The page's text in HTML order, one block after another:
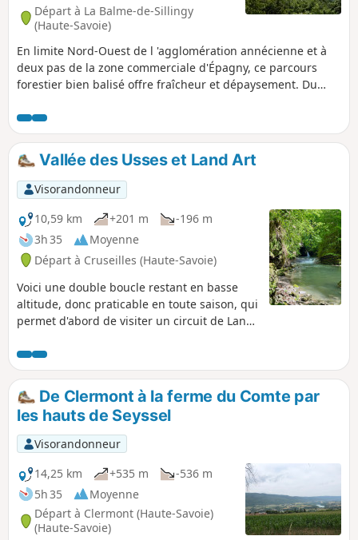
Départ à La Balme-de-Sillingy
(Haute-Savoie)
En limite Nord-Ouest de l 'agglomération annécienne et à
deux pas de la zone commerciale d'Épagny, ce parcours
forestier bien balisé offre fraîcheur et dépaysement. Du
lac, les montagnes et la vallée du Fier dans son parcours
campagnard.
Vallée des Usses et Land Art
Visorandonneur
10,59 km
+201 m
-196 m
3h 35
Moyenne
Départ à Cruseilles (Haute-Savoie)
Voici une double boucle restant en basse
altitude, donc praticable en toute saison, qui
permet d'abord de visiter un circuit de Land
les Usses, en rive droite, jusqu'à l'aplomb
des Ponts de la Caille, en passant par
l'ancien site thermal des Bains de la Caille,
et en revenant par la rive gauche boisée.
De Clermont à la ferme du Comte par
les hauts de Seyssel
Visorandonneur
14,25 km
+535 m
-536 m
5h 35
Moyenne
Départ à Clermont (Haute-Savoie)
(Haute-Savoie)